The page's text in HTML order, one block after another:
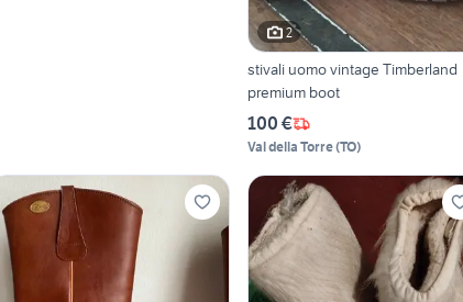
2
stivali uomo vintage Timberland
premium boot
100 €
Val della Torre(TO)